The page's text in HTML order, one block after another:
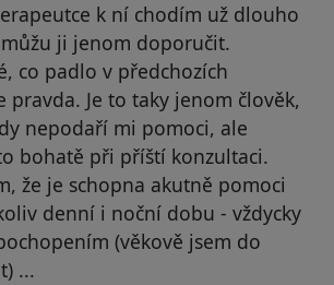
k ní chodím už dlouho
ji jenom doporučit.
co padlo v předchozích
pravda. Je to taky jenom člověk,
nepodaří mi pomoci, ale
bohatě při příští konzultaci.
že je schopna akutně pomoci
denní i noční dobu - vždycky
(věkově jsem do
...